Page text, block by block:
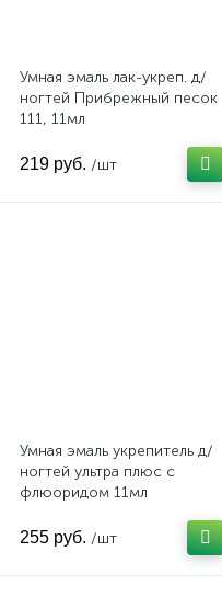
Умная эмаль лак-укреп. д/
ногтей Прибрежный песок
111, 11мл
219 руб. /шт
Умная эмаль укрепитель д/
ногтей ультра плюс с
флюоридом 11мл
255 руб. /шт